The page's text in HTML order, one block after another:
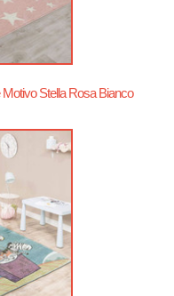
Stella Rosa Bianco